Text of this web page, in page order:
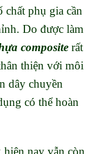
chất phụ gia cần
Do được làm
composite rất
thiện với môi
dây chuyền
có thể hoàn
nay vẫn còn